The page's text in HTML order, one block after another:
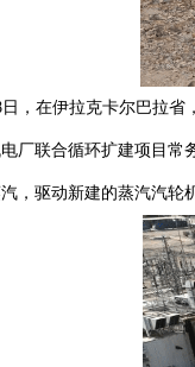
日，在伊拉克卡尔巴拉
厂联合循环扩建项目常
，驱动新建的蒸汽汽轮